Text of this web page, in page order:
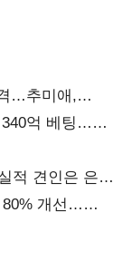
…추미애,
억 베팅…
적 견인은 은행
개선…